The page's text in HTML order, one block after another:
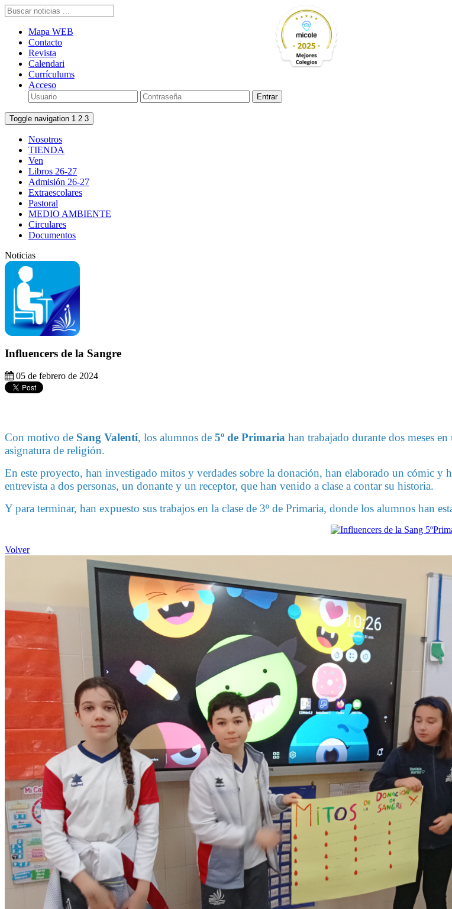
Mapa WEB
Contacto
Revista
Calendari
Currículums
Acceso
Toggle navigation 1 2 3
Nosotros
TIENDA
Ven
Libros 26-27
Admisión 26-27
Extraescolares
Pastoral
MEDIO AMBIENTE
Circulares
Documentos
Noticias
Influencers de la Sangre
05 de febrero de 2024
Con motivo de Sang Valentí, los alumnos de 5º de Primaria han trabajado durante dos meses
asignatura de religión.
En este proyecto, han investigado mitos y verdades sobre la donación, han elaborado un cómic y
entrevista a dos personas, un donante y un receptor, que han venido a clase a contar su historia.
Y para terminar, han expuesto sus trabajos en la clase de 3º de Primaria, donde los alumnos han
Volver